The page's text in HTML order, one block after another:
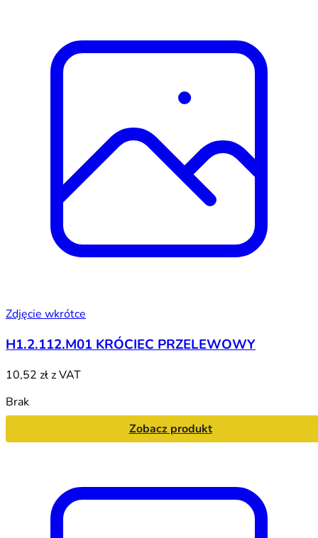
Zdjęcie wkrótce
H1.2.112.M01 KRÓCIEC PRZELEWOWY
10,52 złz VAT
Brak
Zobacz produkt